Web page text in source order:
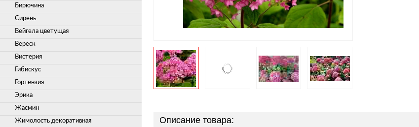
Бирючина
Сирень
Вейгела цветущая
Вереск
Вистерия
Гибискус
Гортензия
Эрика
Жасмин
Жимолость декоративная
Описание товара: